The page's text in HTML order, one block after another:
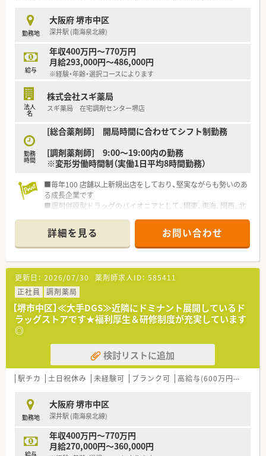
■充実した研修制度、人事制度、評価制度、キャリア支援制度等
があるのも特徴です
勤務地
大阪府 堺市中区
深井駅 (南海泉北線)
給与
年収400万円～770万円
月給293,000円～486,000円
※経験・年齢・選択コースによります
法人
名
株式会社スギ薬局
スギ薬局 在宅調剤センター堺店
勤務
時間
[総合薬剤師] 開局時間に合わせてシフト制勤務
[調剤薬剤師] 9:00～19:00内の勤務
※変形労働時間制（実働1日平均8時間勤務）
■毎年100 店舗以上新規出店をしており、堅実ながらも勢いのあ
る成長企業です
■調剤併設型ドラッグのパイオニアとして、関東、東海、関西、北
■研修制度は様々なプランがあり、集合研修だけでなく任意で受
講可能な研修も幅広く用意されています
■店舗で活躍する従業員、社外で活躍する従業員、将来経営幹部
となる従業員など、薬剤師として様々な活躍ができるフィールド
を用意されています
■総合薬剤師・調剤薬剤師（土日休み・19時までの勤務）どちらか
の働き方を選択できます
■調剤併設型だけでなく「医療モール・クリニック併設店舗」「敷
地内薬局」「訪問調剤特化型店舗」など様々な店舗を運営してい
ます
50店舗以上、無菌調剤室は業界最多の51店舗設置しています
■「プラチナくるみん認定企業」「健康経営優良法人2023（大規模
法人部門）認定」等を取得し一人ひとりが働きやすい環境が整備
されています
があるのも特徴です
詳細を見る お問い合わせ
更新日： 2026/07/30 薬剤師求人ID： 585411
正社員
調剤薬局
【堺市中区】≪大手DGS≫近隣にドミナント展開しているド
ラッグストアです★福利厚生＆研修制度が充実しています
◎
検討リストに追加
駅チカ 土日祝休み 未経験可 ブランク可 高給与(600万円以上)
勤務地
大阪府 堺市中区
深井駅 (南海泉北線)
給与
年収400万円～770万円
月給270,000円～360,000円